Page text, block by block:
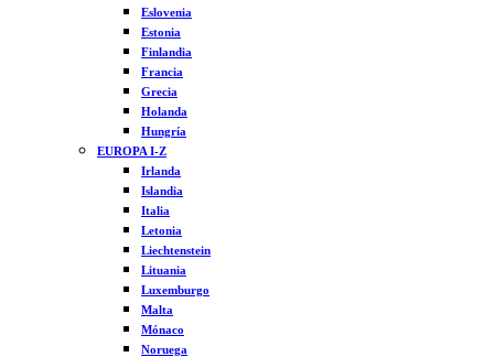
Eslovenia
Estonia
Finlandia
Francia
Grecia
Holanda
Hungría
EUROPA I-Z
Irlanda
Islandia
Italia
Letonia
Liechtenstein
Lituania
Luxemburgo
Malta
Mónaco
Noruega